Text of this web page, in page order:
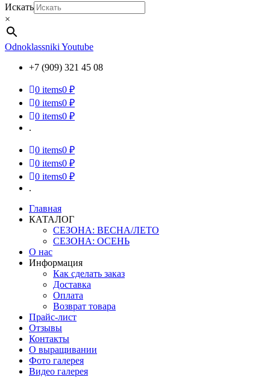
Искать
×
Odnoklassniki Youtube
+7 (909) 321 45 08
0 items0 ₽
0 items0 ₽
0 items0 ₽
.
0 items0 ₽
0 items0 ₽
0 items0 ₽
.
Главная
КАТАЛОГ
СЕЗОНА: ВЕСНА/ЛЕТО
СЕЗОНА: ОСЕНЬ
О нас
Информация
Как сделать заказ
Доставка
Оплата
Возврат товара
Прайс-лист
Отзывы
Контакты
О выращивании
Фото галерея
Видео галерея